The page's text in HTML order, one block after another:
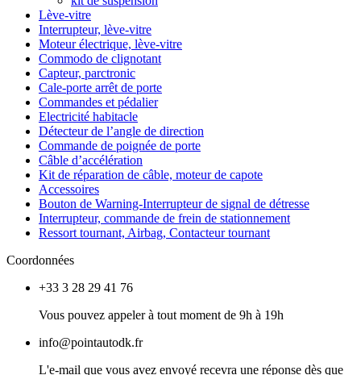
Lève-vitre
Interrupteur, lève-vitre
Moteur électrique, lève-vitre
Commodo de clignotant
Capteur, parctronic
Cale-porte arrêt de porte
Commandes et pédalier
Electricité habitacle
Détecteur de l’angle de direction
Commande de poignée de porte
Câble d’accélération
Kit de réparation de câble, moteur de capote
Accessoires
Bouton de Warning-Interrupteur de signal de détresse
Interrupteur, commande de frein de stationnement
Ressort tournant, Airbag, Contacteur tournant
Coordonnées
+33 3 28 29 41 76
Vous pouvez appeler à tout moment de 9h à 19h
info@pointautodk.fr
L'e-mail que vous avez envoyé recevra une réponse dès que